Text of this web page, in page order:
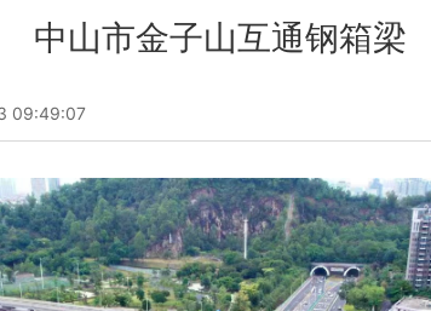
中山市金子山互通钢箱梁
09:49:07